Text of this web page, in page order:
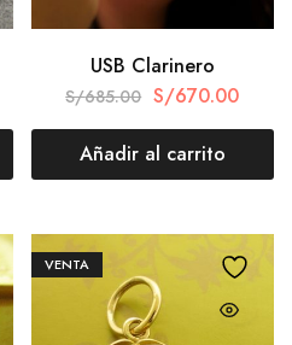
USB Clarinero
S/685.00 S/670.00
Añadir al carrito
VENTA